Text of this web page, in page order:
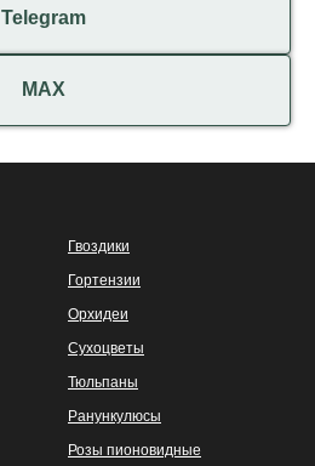
Telegram
МАХ
Гвоздики
Гортензии
Орхидеи
Сухоцветы
Тюльпаны
Ранункулюсы
Розы пионовидные